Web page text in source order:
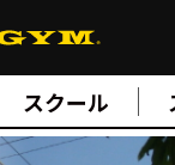
スクール